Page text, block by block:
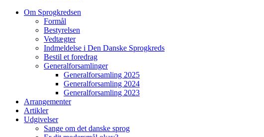
Om Sprogkredsen
Formål
Bestyrelsen
Vedtægter
Indmeldelse i Den Danske Sprogkreds
Bestil et foredrag
Generalforsamlinger
Generalforsamling 2025
Generalforsamling 2024
Generalforsamling 2023
Arrangementer
Artikler
Udgivelser
Sange om det danske sprog